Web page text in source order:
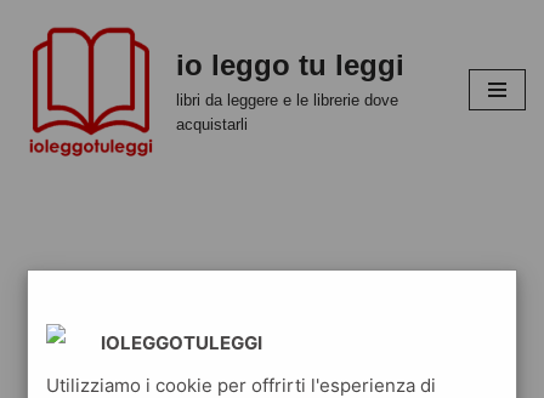
contenuto
io leggo tu leggi
libri da leggere e le librerie dove
acquistarli
IOLEGGOTULEGGI
Utilizziamo i cookie per offrirti l'esperienza di